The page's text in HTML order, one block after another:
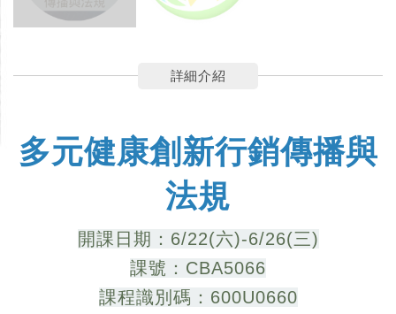
詳細介紹
多元健康創新行銷傳播與
法規
開課日期：6/22(六)-6/26(三)
課號：CBA5066
課程識別碼：600U0660